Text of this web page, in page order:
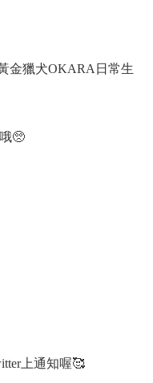
金獵犬OKARA日常生
🥺
上通知喔🥰